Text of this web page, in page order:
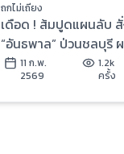
ถกไม่เถียง
เดือด ! ส้มปูดแผนลับ
“อันธพาล” ป่วนชลบุรี ผ
“แดงส่งรหัสลับ” ถึงน้ำเงิ
11 ก.พ.
2569
1.2k
ครั้ง